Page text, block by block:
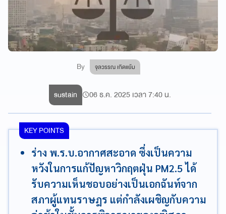
By จุลวรรณ เกิดแย้ม
sustain 06 ธ.ค. 2025 เวลา 7:40 น.
KEY POINTS
ร่าง พ.ร.บ.อากาศสะอาด ซึ่งเป็นความ
หวังในการแก้ปัญหาวิกฤตฝุ่น PM2.5 ได้
รับความเห็นชอบอย่างเป็นเอกฉันท์จาก
สภาผู้แทนราษฎร แต่กำลังเผชิญกับความ